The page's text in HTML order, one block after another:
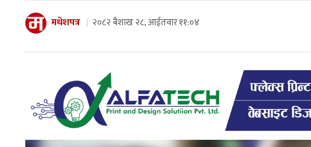
मधेशपत्र २०८२ बैशाख २८, आईतवार ११:०४